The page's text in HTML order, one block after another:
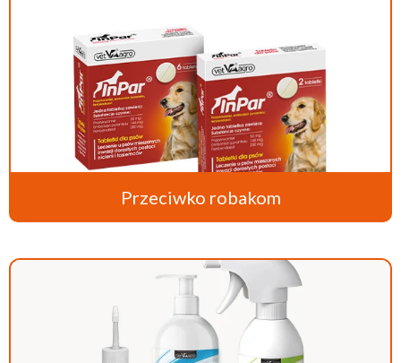
Przeciwko robakom